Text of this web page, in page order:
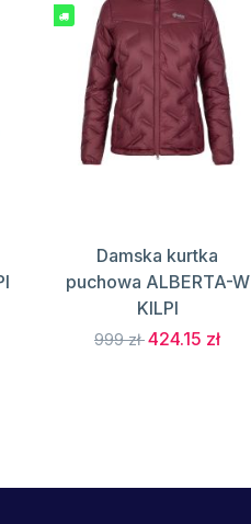
Damska kurtka
puchowa ALBERTA-W
KILPI
999 zł424.15 zł